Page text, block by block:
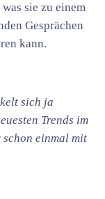
sie zu einem
Gesprächen
kann.
sich ja
Trends im
einmal mit